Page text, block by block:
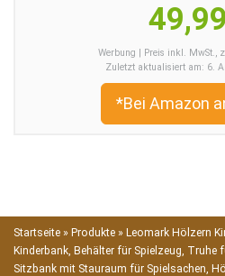
Werbung | Preis inkl. MwSt.,
Zuletzt aktualisiert am: 6.
*Bei Amazon
Startseite » Produkte » Leomark Hölzern
Kinderbank, Behälter für Spielzeug, Truhe
Sitzbank mit Stauraum für Spielsachen,